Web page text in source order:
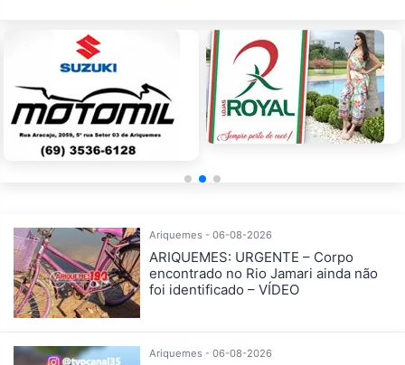
Ariquemes - 06-08-2026
ARIQUEMES: URGENTE – Corpo
encontrado no Rio Jamari ainda não
foi identificado – VÍDEO
Ariquemes - 06-08-2026